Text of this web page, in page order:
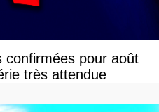
confirmées pour août
très attendue